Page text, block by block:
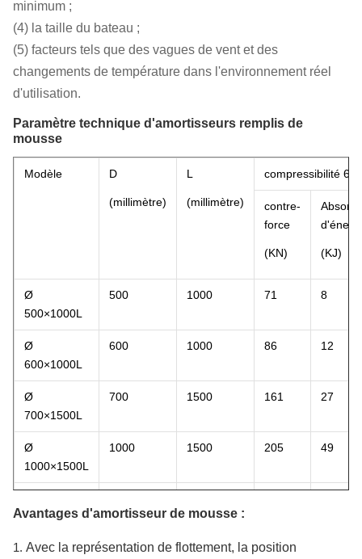
minimum ;
(4) la taille du bateau ;
(5) facteurs tels que des vagues de vent et des
changements de température dans l'environnement réel
d'utilisation.
Paramètre technique d'amortisseurs remplis de
mousse
Modèle D
(millimètre)
L
(millimètre)
compressibilité
contre-
force
(KN) (KJ)
Ø
500×1000L
500 1000 71 8
Ø
600×1000L
600 1000 86 12
Ø
700×1500L
700 1500 161 27
Ø
1000×1500L
1000 1500 205 49
1000×2000L
Ø
1200 2000 337
Avantages d'amortisseur de mousse :
1. Avec la représentation de flottement, la position